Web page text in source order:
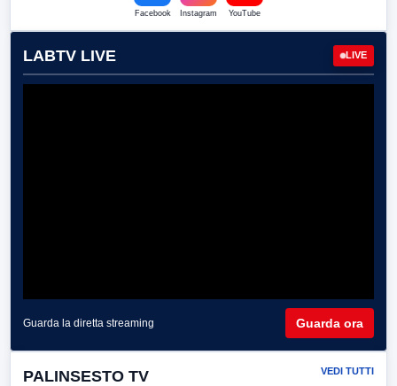
Facebook Instagram YouTube
LABTV LIVE LIVE
Guarda la diretta streaming Guarda ora
PALINSESTO TV VEDI TUTTI